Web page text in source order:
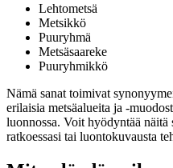
Lehtometsä
Metsikkö
Puuryhmä
Metsäsaareke
Puuryhmikkö
Nämä sanat toimivat
erilaisia metsäalueita ja -
luonnossa. Voit hyödyntää
ratkoessasi tai luontokuvausta